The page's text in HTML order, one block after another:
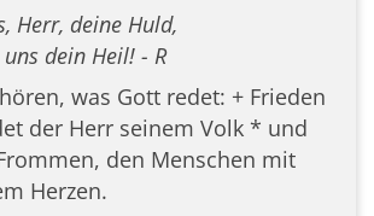
Herr, deine Huld,
dein Heil! - R
was Gott redet: + Frieden
der Herr seinem Volk * und
den Menschen mit
Herzen.